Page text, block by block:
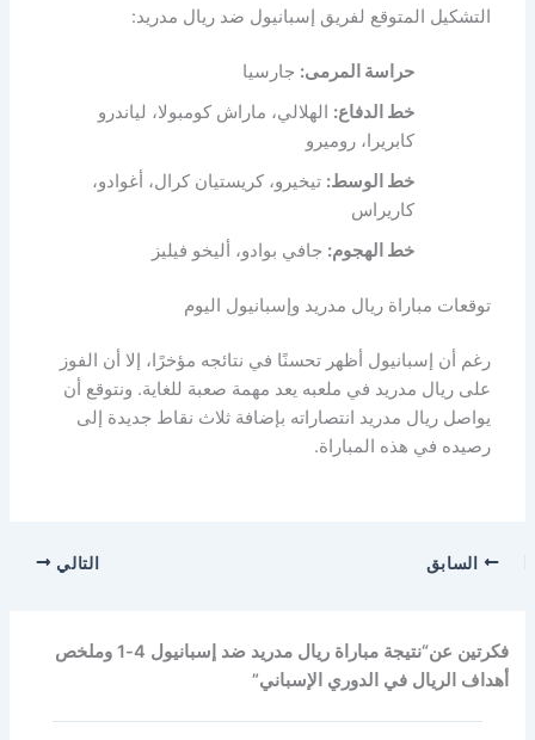
التشكيل المتوقع لفريق إسبانيول ضد ريال مدريد:
حراسة المرمى: جارسيا
خط الدفاع: الهلالي، ماراش كومبولا، لياندرو
كابريرا، روميرو
خط الوسط: تيخيرو، كريستيان كرال، أغوادو،
كاريراس
خط الهجوم: جافي بوادو، أليخو فيليز
توقعات مباراة ريال مدريد وإسبانيول اليوم
رغم أن إسبانيول أظهر تحسنًا في نتائجه مؤخرًا، إلا أن الفوز
على ريال مدريد في ملعبه يعد مهمة صعبة للغاية. ونتوقع أن
يواصل ريال مدريد انتصاراته بإضافة ثلاث نقاط جديدة إلى
رصيده في هذه المباراة.
السابق التالي
فكرتين عن“نتيجة مباراة ريال مدريد ضد إسبانيول 4-1 وملخص
أهداف الريال في الدوري الإسباني”